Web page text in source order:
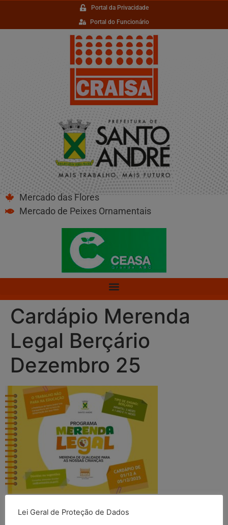
Portal da Privacidade
Portal do Funcionário
Mercado das Flores
Mercado de Peixes Ornamentais
Cardápio Merenda
Legal Berçário
Dezembro 25
Deixe um comentário
Lei Geral de Proteção de Dados